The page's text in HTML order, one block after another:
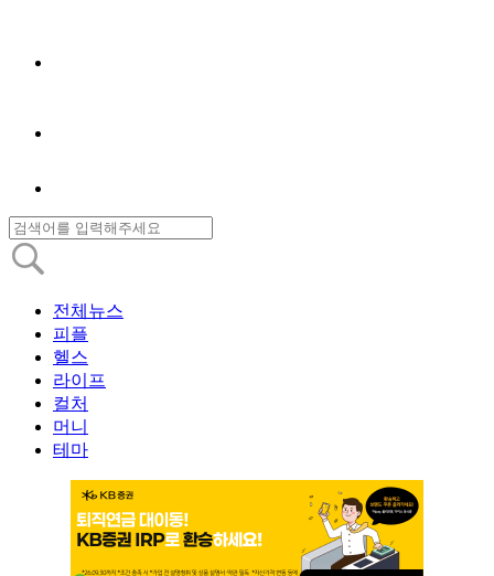
전체뉴스
피플
헬스
라이프
컬처
머니
테마